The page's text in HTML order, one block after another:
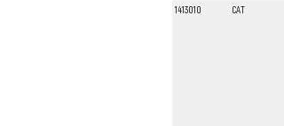
1413010
CAT